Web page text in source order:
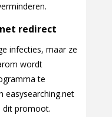
redirect
infecties, maar ze
wordt
te
easysearching.net
dit promoot.